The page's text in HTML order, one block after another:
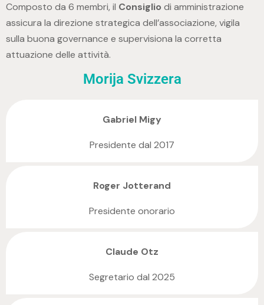
Composto da 6 membri, il Consiglio di amministrazione
assicura la direzione strategica dell’associazione, vigila
sulla buona governance e supervisiona la corretta
attuazione delle attività.
Morija Svizzera
Gabriel Migy
Presidente dal 2017
Roger Jotterand
Presidente onorario
Claude Otz
Segretario dal 2025